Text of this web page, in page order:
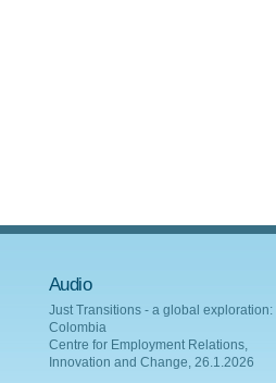
Audio
Just Transitions - a global exploration:
Colombia
Centre for Employment Relations,
Innovation and Change, 26.1.2026